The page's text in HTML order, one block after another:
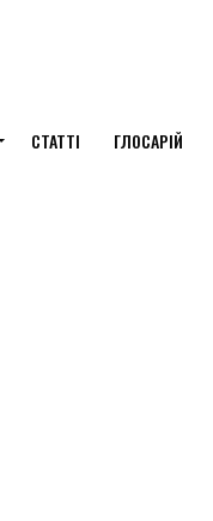
СТАТТІ ГЛОСАРІЙ